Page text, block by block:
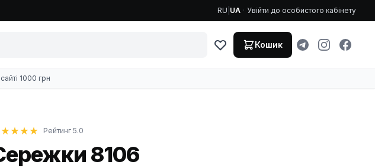
RU UA · Увійти до особистого кабінету
Кошик
1000 грн
Рейтинг 5.0
8106